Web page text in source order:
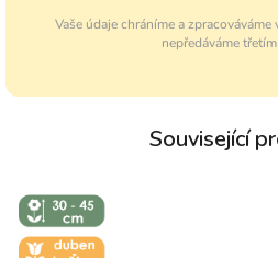
Vaše údaje chráníme a
nepředáváme
↕️ VÝŠKA 30
- 45 CM
🌼 KVĚT -
DUBEN-